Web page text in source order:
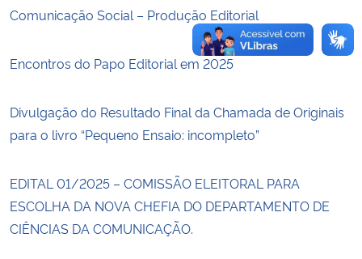
Comunicação Social – Produção Editorial
Encontros do Papo Editorial em 2025
Divulgação do Resultado Final da Chamada de Originais
para o livro “Pequeno Ensaio: incompleto”
EDITAL 01/2025 – COMISSÃO ELEITORAL PARA
ESCOLHA DA NOVA CHEFIA DO DEPARTAMENTO DE
CIÊNCIAS DA COMUNICAÇÃO.